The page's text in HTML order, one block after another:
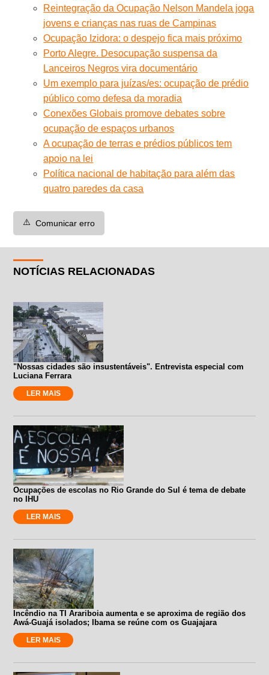
Reintegração da Ocupação Nelson Mandela joga
jovens e crianças nas ruas de Campinas
Ocupação Izidora: o despejo fica mais próximo
Porto Alegre. Desocupação suspensa da
Lanceiros Negros vira documentário
Um exemplo para juízas/es: ocupação de prédio
público como defesa da moradia
Conexões Globais promove debates sobre
ocupação de espaços urbanos
A ocupação de terras e prédios públicos tem
apoio na lei
Política nacional de habitação para além das
quatro paredes da casa
⚠️ Comunicar erro
NOTÍCIAS RELACIONADAS
"Nossas cidades são insustentáveis". Entrevista especial com
Luciana Ferrara
LER MAIS
Ocupações de escolas no Rio Grande do Sul é tema de debate
no IHU
LER MAIS
Incêndio na TI Arariboia aumenta e se aproxima de região dos
Awá-Guajá isolados; Ibama se reúne com os Guajajara
LER MAIS